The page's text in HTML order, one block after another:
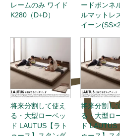
レームのみ ワイド
K280（D+D）
ードボンネ
ルマットレ
イーン
将来分割して使え
る・大型ローベッ
ド LAUTUS【ラト
将来分割し
る・大型ロ
ド LAUTUS